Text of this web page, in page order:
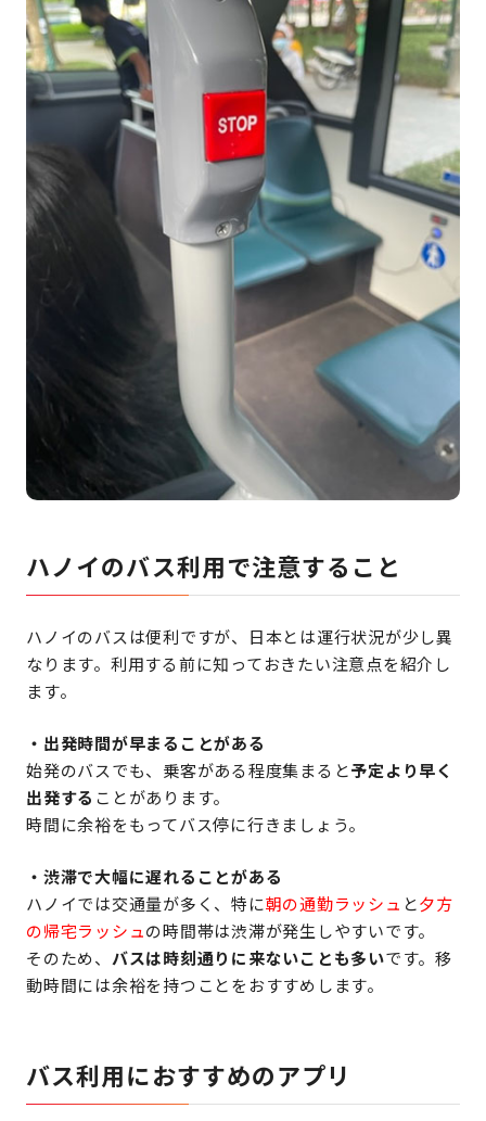
ハノイのバス利用で注意すること
ハノイのバスは便利ですが、日本とは運行状況が少し異
なります。利用する前に知っておきたい注意点を紹介し
ます。
・出発時間が早まることがある
始発のバスでも、乗客がある程度集まると予定より早く
出発する ことがあります。
時間に余裕をもってバス停に行きましょう。
・渋滞で大幅に遅れることがある
ハノイでは交通量が多く、特に朝の通勤ラッシュ と夕方
の帰宅ラッシュの時間帯は渋滞が発生しやすいです。
そのため、 バスは時刻通りに来ないことも多いです。移
動時間には余裕を持つことをおすすめします。
バス利用におすすめのアプリ